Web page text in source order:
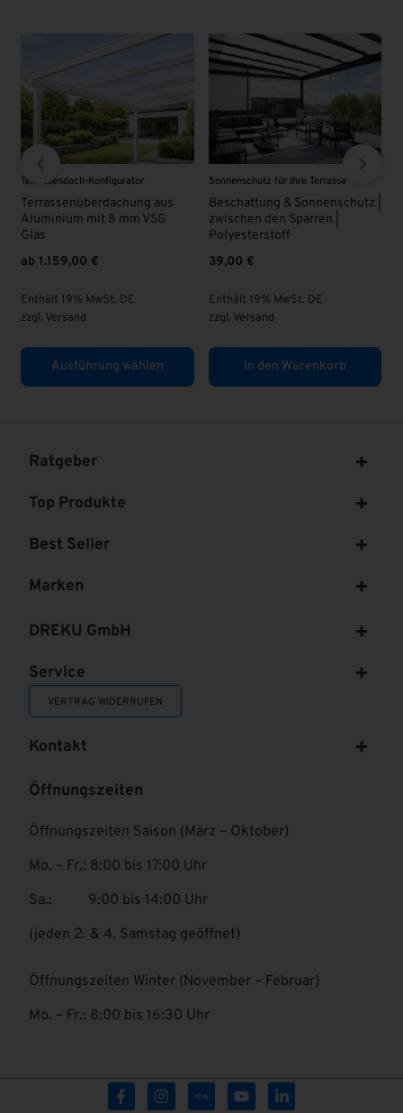
für Ihre Terrasse
& Sonnenschutz |
den Sparren |
€
19% MwSt. DE
Versand
In den Warenkorb
VSG - Glas
VSG Glas 8 mm | KLAR |
€
Enthält 19% MwSt. DE
In den Warenkorb
VSG
Ratgeber
Top Produkte
Best Seller
Marken
DREKU GmbH
Service
VERTRAG WIDERRUFEN
Kontakt
Öffnungszeiten
Öffnungszeiten Saison (März – Oktober)
Mo. – Fr.: 8:00 bis 17:00 Uhr
Sa.: 9:00 bis 14:00 Uhr
(jeden 2. & 4. Samstag geöffnet)
Öffnungszeiten Winter (November – Februar)
Mo. – Fr.: 8:00 bis 16:30 Uhr